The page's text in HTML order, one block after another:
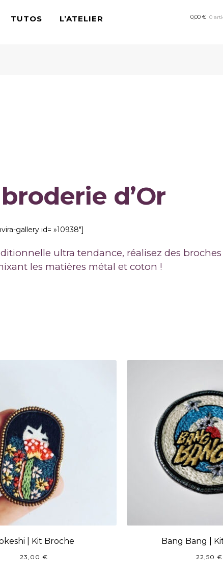
TUTOS L’ATELIER 0,00 € 0
d’Or
gallery id= »10938″]
ultra tendance, réalisez des
les matières métal et coton !
| Kit Broche
23,00€
Bang Bang |
22,50 €